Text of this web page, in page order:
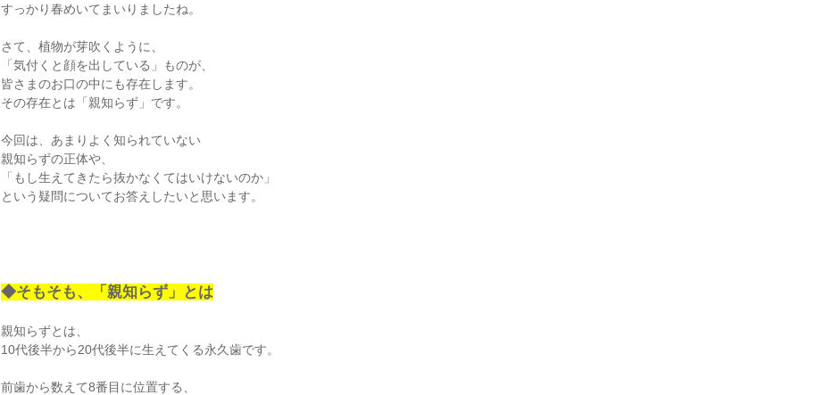
すっかり春めいてまいりましたね。
さて、植物が芽吹くように、
「気付くと顔を出している」ものが、
皆さまのお口の中にも存在します。
その存在とは「親知らず」です。
今回は、あまりよく知られていない
親知らずの正体や、
「もし生えてきたら抜かなくてはいけないのか」
という疑問についてお答えしたいと思います。
◆そもそも、「親知らず」とは
親知らずとは、
10代後半から20代後半に生えてくる永久歯です。
前歯から数えて8番目に位置する、